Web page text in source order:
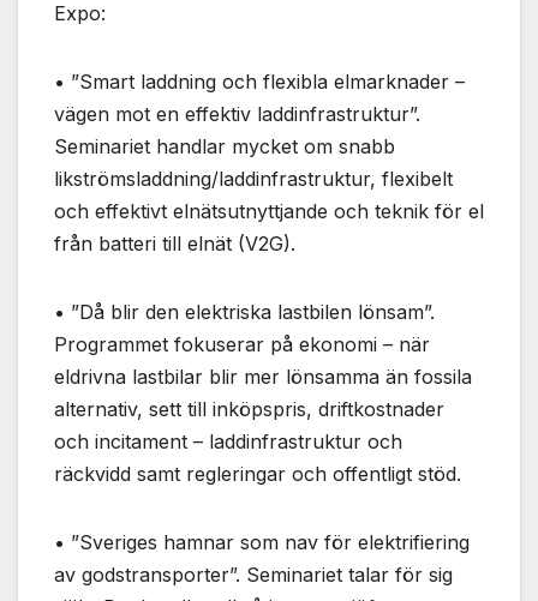
Expo:
• ”Smart laddning och flexibla elmarknader –
vägen mot en effektiv laddinfrastruktur”.
Seminariet handlar mycket om snabb
likströmsladdning/laddinfrastruktur, flexibelt
och effektivt elnätsutnyttjande och teknik för el
från batteri till elnät (V2G).
• ”Då blir den elektriska lastbilen lönsam”.
Programmet fokuserar på ekonomi – när
eldrivna lastbilar blir mer lönsamma än fossila
alternativ, sett till inköpspris, driftkostnader
och incitament – laddinfrastruktur och
räckvidd samt regleringar och offentligt stöd.
• ”Sveriges hamnar som nav för elektrifiering
av godstransporter”. Seminariet talar för sig
Nödvändiga
går inte att
välja bort. De
behövs för
att hemsidan
över huvud
Statistik
För att vi ska
förbättra
hemsidans
funktionalitet
baserat på
hur
hemsidan